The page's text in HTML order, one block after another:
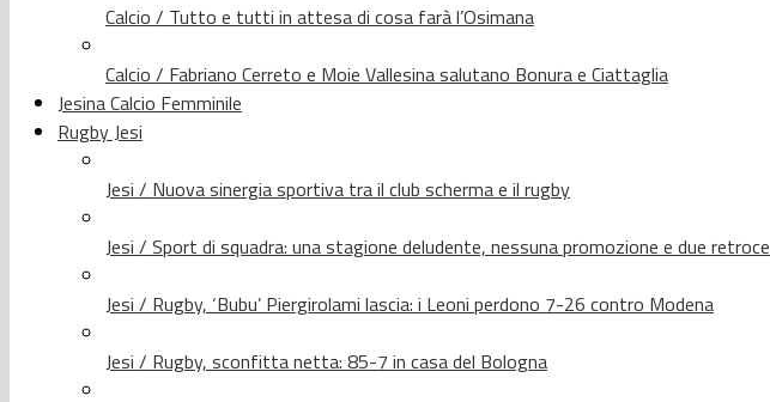
Calcio / Tutto e tutti in attesa di cosa farà l’Osimana
Calcio / Fabriano Cerreto e Moie Vallesina salutano Bonura e Ciattaglia
Jesina Calcio Femminile
Rugby Jesi
Jesi / Nuova sinergia sportiva tra il club scherma e il rugby
Jesi / Sport di squadra: una stagione deludente, nessuna promozione e due
Jesi / Rugby, ‘Bubu’ Piergirolami lascia: i Leoni perdono 7-26 contro Modena
Jesi / Rugby, sconfitta netta: 85-7 in casa del Bologna